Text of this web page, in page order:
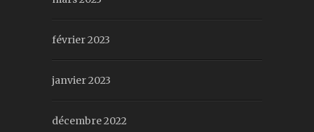
février 2023
janvier 2023
décembre 2022